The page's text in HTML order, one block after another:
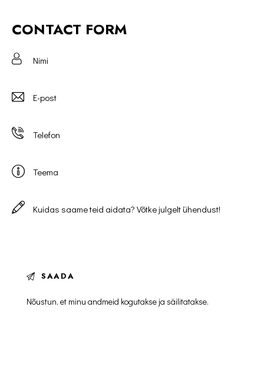
CONTACT FORM
Nõustun, et minu andmeid kogutakse ja säilitatakse.